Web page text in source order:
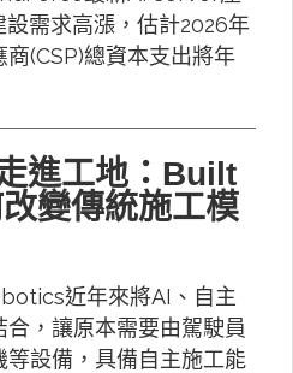
需求高漲，估計2026年
(CSP)總資本支出將年
進工地：Built
變傳統施工模
近年來將AI、自主
，讓原本需要由駕駛員
設備，具備自主施工能